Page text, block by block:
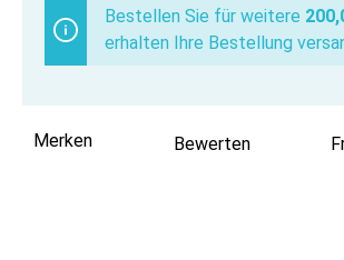
Bestellen Sie für weitere
erhalten Ihre Bestellung
Merken Bewerten